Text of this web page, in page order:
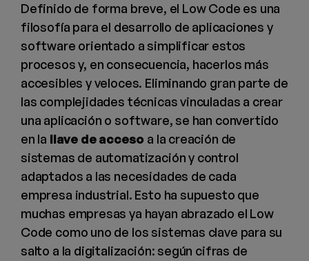
Definido de forma breve, el Low Code es una
filosofía para el desarrollo de aplicaciones y
software orientado a simplificar estos
procesos y, en consecuencia, hacerlos más
accesibles y veloces. Eliminando gran parte de
las complejidades técnicas vinculadas a crear
una aplicación o software, se han convertido
en la llave de acceso a la creación de
sistemas de automatización y control
adaptados a las necesidades de cada
empresa industrial. Esto ha supuesto que
muchas empresas ya hayan abrazado el Low
Code como uno de los sistemas clave para su
salto a la digitalización: según cifras de